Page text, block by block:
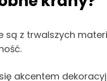
z trwalszych
akcentem